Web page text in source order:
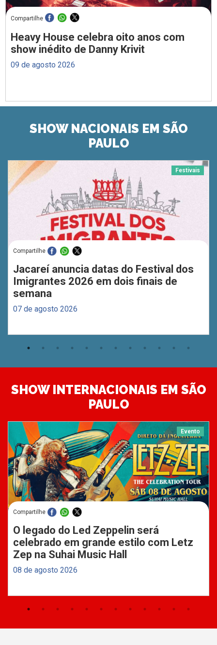
Compartilhe
Heavy House celebra oito anos com
show inédito de Danny Krivit
09 de agosto 2026
SHOW NACIONAIS EM SÃO
PAULO
Festivais
Compartilhe
Jacareí anuncia datas do Festival dos
Imigrantes 2026 em dois finais de
semana
07 de agosto 2026
SHOW INTERNACIONAIS EM SÃO
PAULO
Evento
Compartilhe
O legado do Led Zeppelin será
celebrado em grande estilo com Letz
Zep na Suhai Music Hall
08 de agosto 2026